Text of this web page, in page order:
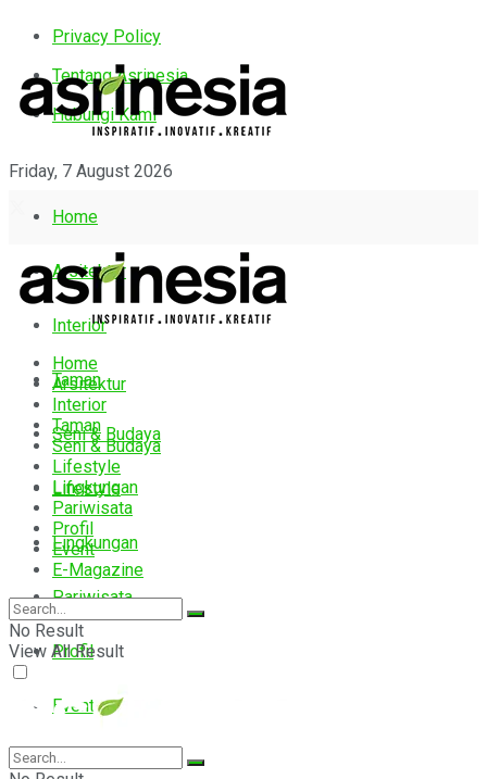
Privacy Policy
Tentang Asrinesia
Hubungi Kami
Friday, 7 August 2026
Home
Arsitektur
Interior
Taman
Seni & Budaya
Lifestyle
Lingkungan
Pariwisata
Profil
Event
E-Magazine
Home
Arsitektur
Interior
Taman
Seni & Budaya
Lifestyle
Lingkungan
Pariwisata
Profil
Event
E-Magazine
No Result
View All Result